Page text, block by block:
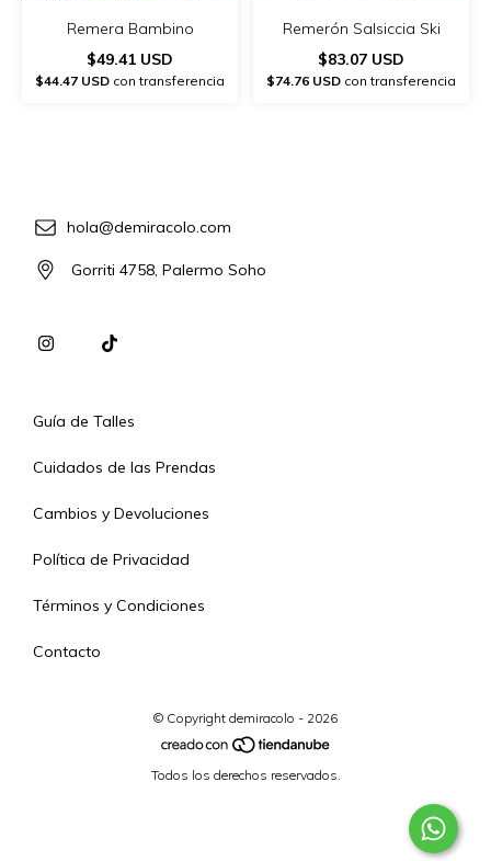
Remera Bambino
$49.41 USD
$44.47 USD con transferencia
Remerón Salsiccia Ski
$83.07 USD
$74.76 USD con transferencia
hola@demiracolo.com
Gorriti 4758, Palermo Soho
Guía de Talles
Cuidados de las Prendas
Cambios y Devoluciones
Política de Privacidad
Términos y Condiciones
Contacto
© Copyright demiracolo - 2026
Todos los derechos reservados.